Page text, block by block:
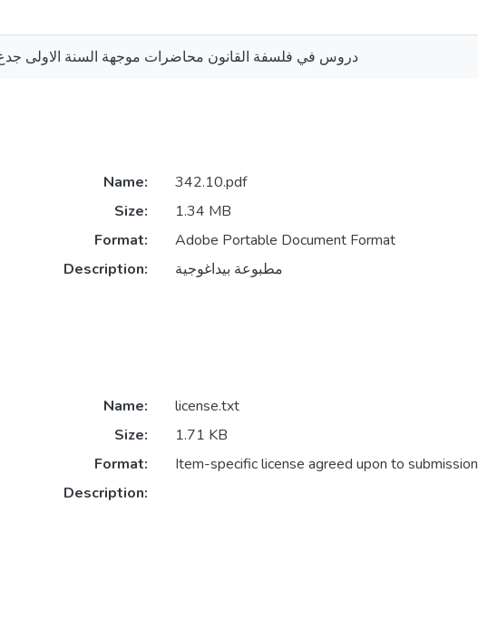
دروس في فلسفة القانون محاضرات موجهة السنة الاولى
Name:
342.10.pdf
Size:
1.34 MB
Format:
Adobe Portable Document Format
Description:
مطبوعة بيداغوجية
Name:
license.txt
Size:
1.71 KB
Format:
Item-specific license agreed upon to submission
Description: